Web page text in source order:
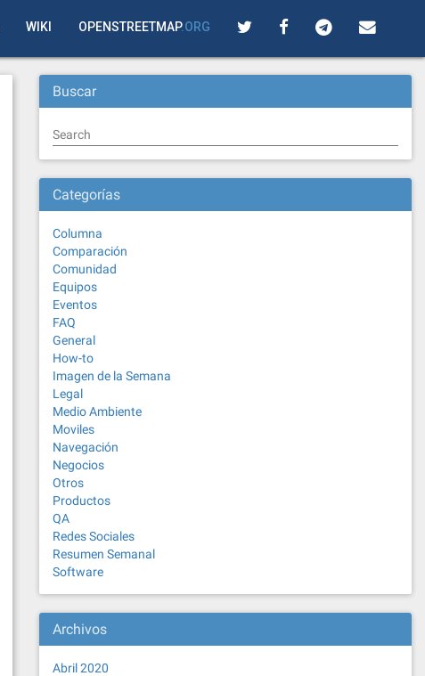
WIKI OPENSTREETMAP.ORG
Buscar
Search
Categorías
Columna
Comparación
Comunidad
Equipos
Eventos
FAQ
General
How-to
Imagen de la Semana
Legal
Medio Ambiente
Moviles
Navegación
Negocios
Otros
Productos
QA
Redes Sociales
Resumen Semanal
Software
Archivos
Abril 2020